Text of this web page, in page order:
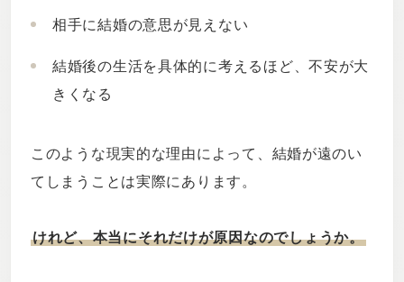
相手に結婚の意思が見えない
結婚後の生活を具体的に考えるほど、不安が大
きくなる
このような現実的な理由によって、結婚が遠のい
てしまうことは実際にあります。
けれど、本当にそれだけが原因なのでしょうか。